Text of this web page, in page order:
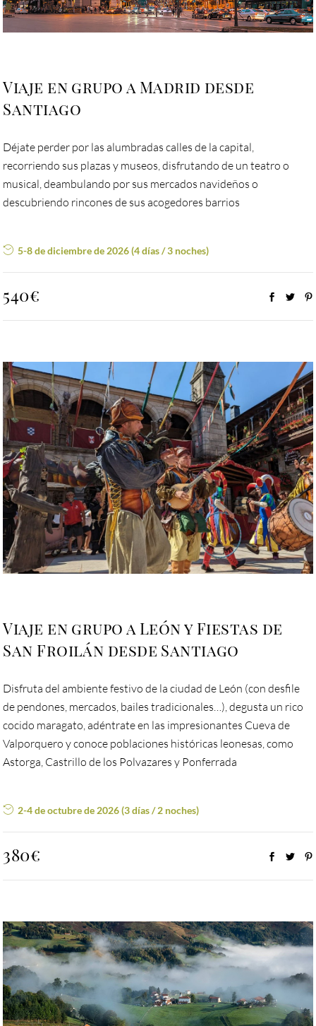
Viaje en grupo a Madrid desde
Santiago
Déjate perder por las alumbradas calles de la capital,
recorriendo sus plazas y museos, disfrutando de un teatro o
musical, deambulando por sus mercados navideños o
descubriendo rincones de sus acogedores barrios
5-8 de diciembre de 2026 (4 días / 3 noches)
540€
Viaje en grupo a León y Fiestas de
San Froilán desde Santiago
Disfruta del ambiente festivo de la ciudad de León (con desfile
de pendones, mercados, bailes tradicionales…), degusta un rico
cocido maragato, adéntrate en las impresionantes Cueva de
Valporquero y conoce poblaciones históricas leonesas, como
Astorga, Castrillo de los Polvazares y Ponferrada
2-4 de octubre de 2026 (3 días / 2 noches)
380€